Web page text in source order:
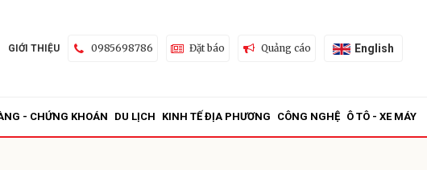
GIỚI THIỆU 0985698786 Đặt báo Quảng cáo English
- CHỨNG KHOÁN DU LỊCH KINH TẾ ĐỊA PHƯƠNG CÔNG NGHỆ Ô TÔ - XE MÁY